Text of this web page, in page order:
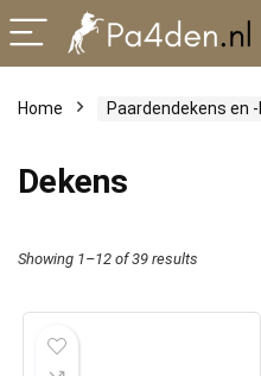
Home Paardendekens en
Dekens
Showing 1–12 of 39 results